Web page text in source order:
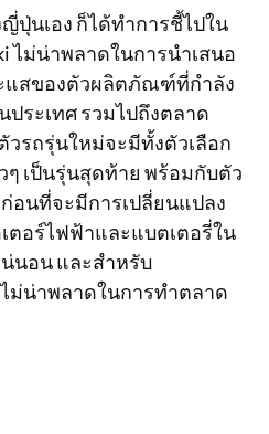
ปุ่นเอง ก็ได้ทำการชี้ไปใน
ไม่น่าพลาดในการนำเสนอ
แสของตัวผลิตภัณฑ์ที่กำลัง
ระเทศ รวมไปถึงตลาด
รถรุ่นใหม่จะมีทั้งตัวเลือก
ๆ เป็นรุ่นสุดท้าย พร้อมกับตัว
อนที่จะมีการเปลี่ยนแปลง
ตอร์ไฟฟ้าและแบตเตอรี่ใน
นอน และสำหรับ
ไม่น่าพลาดในการทำตลาด